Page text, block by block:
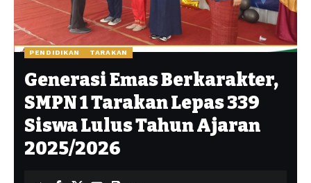
PENDIDIKAN TARAKAN
Generasi Emas Berkarakter,
SMPN 1 Tarakan Lepas 339
Siswa Lulus Tahun Ajaran
2025/2026